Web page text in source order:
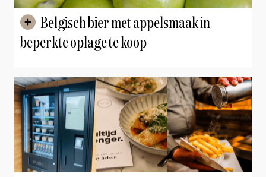
beperkte oplage te koop